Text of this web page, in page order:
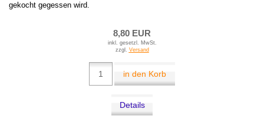
gekocht gegessen wird.
8,80 EUR
inkl. gesetzl. MwSt.
zzgl. Versand
in den Korb
Details